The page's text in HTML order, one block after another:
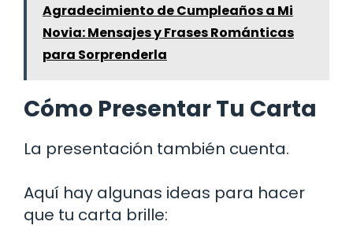
Agradecimiento de Cumpleaños a Mi
Novia: Mensajes y Frases Románticas
para Sorprenderla
Cómo Presentar Tu Carta
La presentación también cuenta.
Aquí hay algunas ideas para hacer
que tu carta brille: